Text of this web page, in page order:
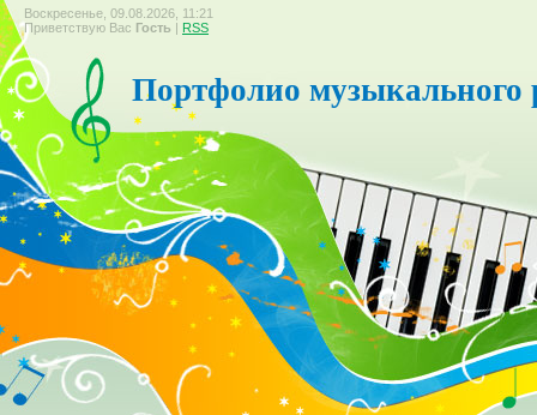
Воскресенье, 09.08.2026, 11:21
Приветствую Вас Гость | RSS
Портфолио музыкального